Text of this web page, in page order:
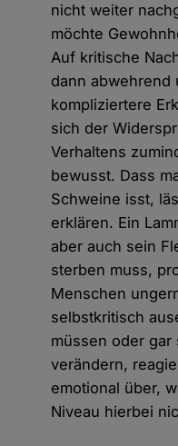
nicht weiter
möchte
Auf kritische
dann abwehrend
kompliziertere
sich der
Verhaltens
bewusst. Dass
Schweine isst,
erklären. Ein
aber auch sein
sterben muss,
Menschen
selbstkritisch
müssen oder gar
verändern,
emotional über,
Niveau hierbei